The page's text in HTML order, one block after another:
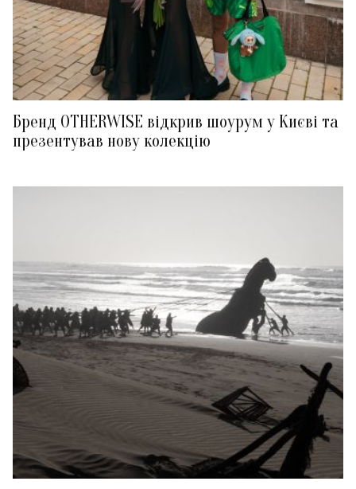
Бренд OTHERWISE відкрив шоурум у Києві та
презентував нову колекцію